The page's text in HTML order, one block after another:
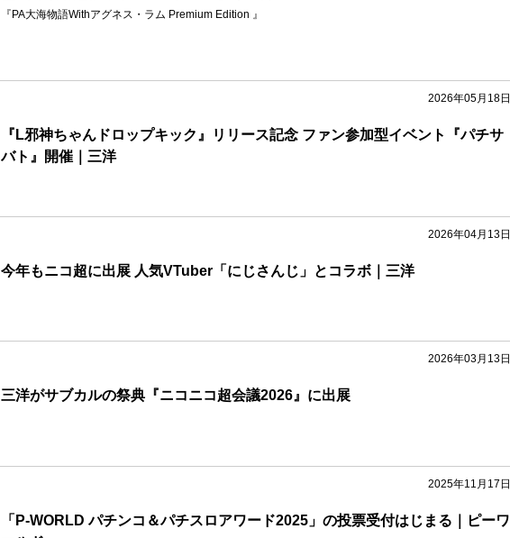
『PA大海物語Withアグネス・ラム Premium Edition 』
2026年05月18日
『L邪神ちゃんドロップキック』リリース記念 ファン参加型イベント『パチサ
バト』開催｜三洋
2026年04月13日
今年もニコ超に出展 人気VTuber「にじさんじ」とコラボ｜三洋
2026年03月13日
三洋がサブカルの祭典『ニコニコ超会議2026』に出展
2025年11月17日
「P-WORLD パチンコ＆パチスロアワード2025」の投票受付はじまる｜ピーワ